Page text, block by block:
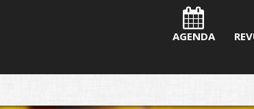
AGENDA